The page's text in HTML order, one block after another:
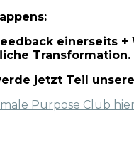
einerseits
Transformation.
jetzt Teil
Purpose Club hier